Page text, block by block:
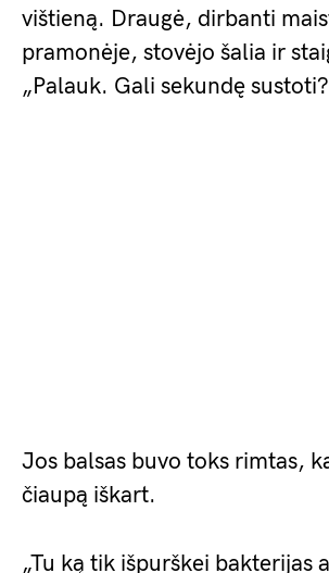
vištieną. Draugė, dirbanti
pramonėje, stovėjo šalia ir
„Palauk. Gali sekundę
Jos balsas buvo toks rimtas,
čiaupą iškart.
„Tu ką tik išpurškei bakterijas